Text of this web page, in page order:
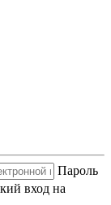
Пароль
вход на